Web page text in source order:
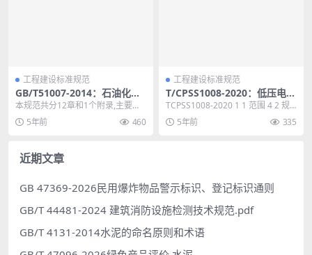
工程建设标准规范
GB/T51007-2014：石油化工
用机泵工程设计规范
本规范共分12章和1个附录,主要技
术内容包括:总则,术语,基本规定,泵
和液力透平...
5年前 460
工程建设标准规范
T/CPSS1008-2020：低压电气
设备电压暂降及短时中断耐受
能力测试方法
TCPSS1008-2020 1 1 范围 4 2 规
范性引用文件 4 3 术语...
5年前 335
近期文章
GB 47369-2026民用爆炸物品警示标识、登记标识通则
GB/T 44481-2024 建筑消防设施检测技术规范.pdf
GB/T 4131-2014水泥的命名原则和术语